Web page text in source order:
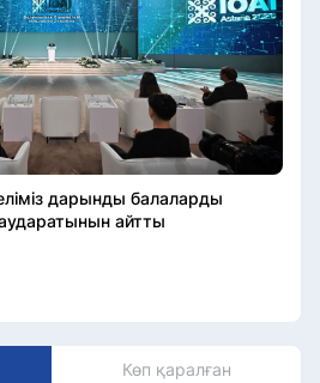
дарынды балаларды
айтты
Көп қаралған